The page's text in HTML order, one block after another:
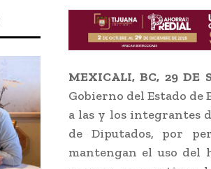
MEXICALI, BC, 29 DE
Gobierno del Estado de
a las y los integrantes
de Diputados, por
mantengan el uso del